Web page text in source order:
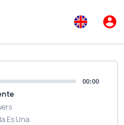
00:00
Es Una